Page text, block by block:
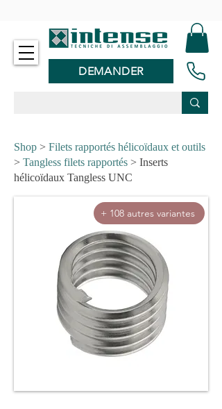
DEMANDER
Shop > Filets rapportés hélicoïdaux et outils
> Tangless filets rapportés > Inserts
hélicoïdaux Tangless UNC
+ 108 autres variantes